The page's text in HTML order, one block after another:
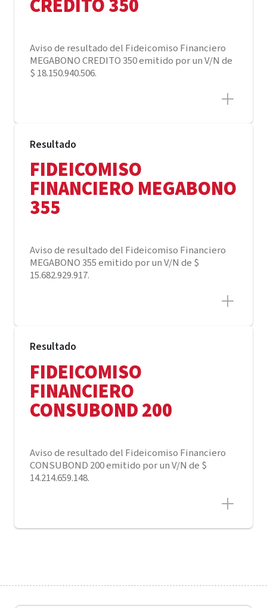
CREDITO 350
Aviso de resultado del Fideicomiso Financiero
MEGABONO CREDITO 350 emitido por un V/N de
$ 18.150.940.506.
Resultado
FIDEICOMISO
FINANCIERO MEGABONO
355
Aviso de resultado del Fideicomiso Financiero
MEGABONO 355 emitido por un V/N de $
15.682.929.917.
Resultado
FIDEICOMISO
FINANCIERO
CONSUBOND 200
Aviso de resultado del Fideicomiso Financiero
CONSUBOND 200 emitido por un V/N de $
14.214.659.148.